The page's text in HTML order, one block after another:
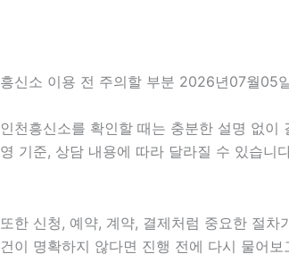
흥신소 이용 전 주의할 부분 2026년07월05
인천흥신소를 확인할 때는 충분한 설명 없
영 기준, 상담 내용에 따라 달라질 수 있습니
또한 신청, 예약, 계약, 결제처럼 중요한 절
건이 명확하지 않다면 진행 전에 다시 물어